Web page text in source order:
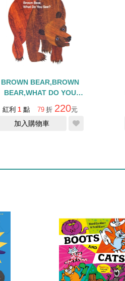
BROWN BEAR,BROWN
BEAR,WHAT DO YOU
SEE?(中譯：棕色的熊、棕
色的熊，你在看什麼)【廖彩
杏有聲書單】
紅利 1 點 79 折 220元
加入購物車